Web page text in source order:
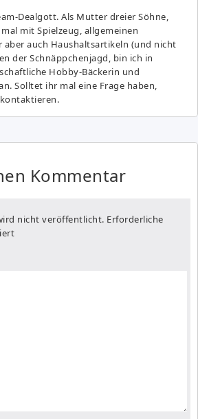
Dealgott. Als Mutter dreier Söhne,
mit Spielzeug, allgemeinen
aber auch Haushaltsartikeln (und nicht
der Schnäppchenjagd, bin ich in
Hobby-Bäckerin und
Solltet ihr mal eine Frage haben,
Kommentar
nicht veröffentlicht. Erforderliche